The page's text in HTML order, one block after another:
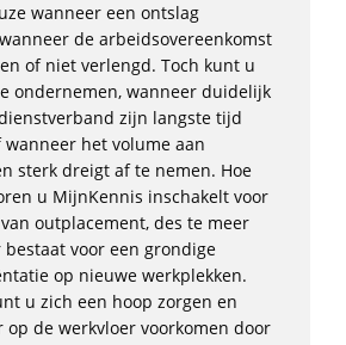
wanneer een ontslag
de arbeidsovereenkomst
of niet verlengd. Toch kunt u
ondernemen, wanneer duidelijk
zijn langste tijd
wanneer het volume aan
sterk dreigt af te nemen. Hoe
u MijnKennis inschakelt voor
outplacement, des te meer
voor een grondige
op nieuwe werkplekken.
u zich een hoop zorgen en
op de werkvloer voorkomen door